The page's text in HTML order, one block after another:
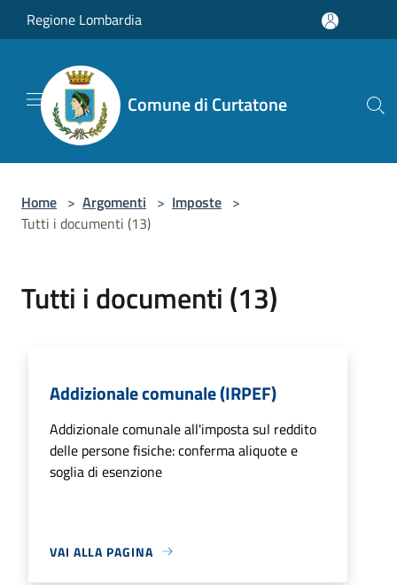
Salta al contenuto principale
Regione Lombardia
Comune di Curtatone
Home > Argomenti > Imposte >
Tutti i documenti (13)
Tutti i documenti (13)
Addizionale comunale (IRPEF)
Addizionale comunale all'imposta sul reddito
delle persone fisiche: conferma aliquote e
soglia di esenzione
VAI ALLA PAGINA